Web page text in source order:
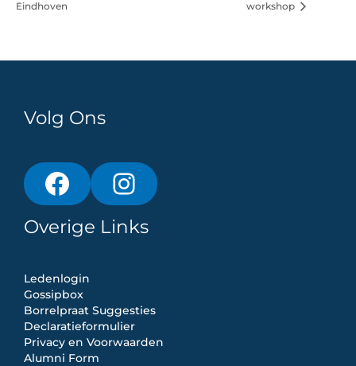
Eindhoven
workshop
Volg Ons
Overige Links
Ledenlogin
Gossipbox
Borrelpraat Suggesties
Declaratieformulier
Privacy en Voorwaarden
Alumni Form